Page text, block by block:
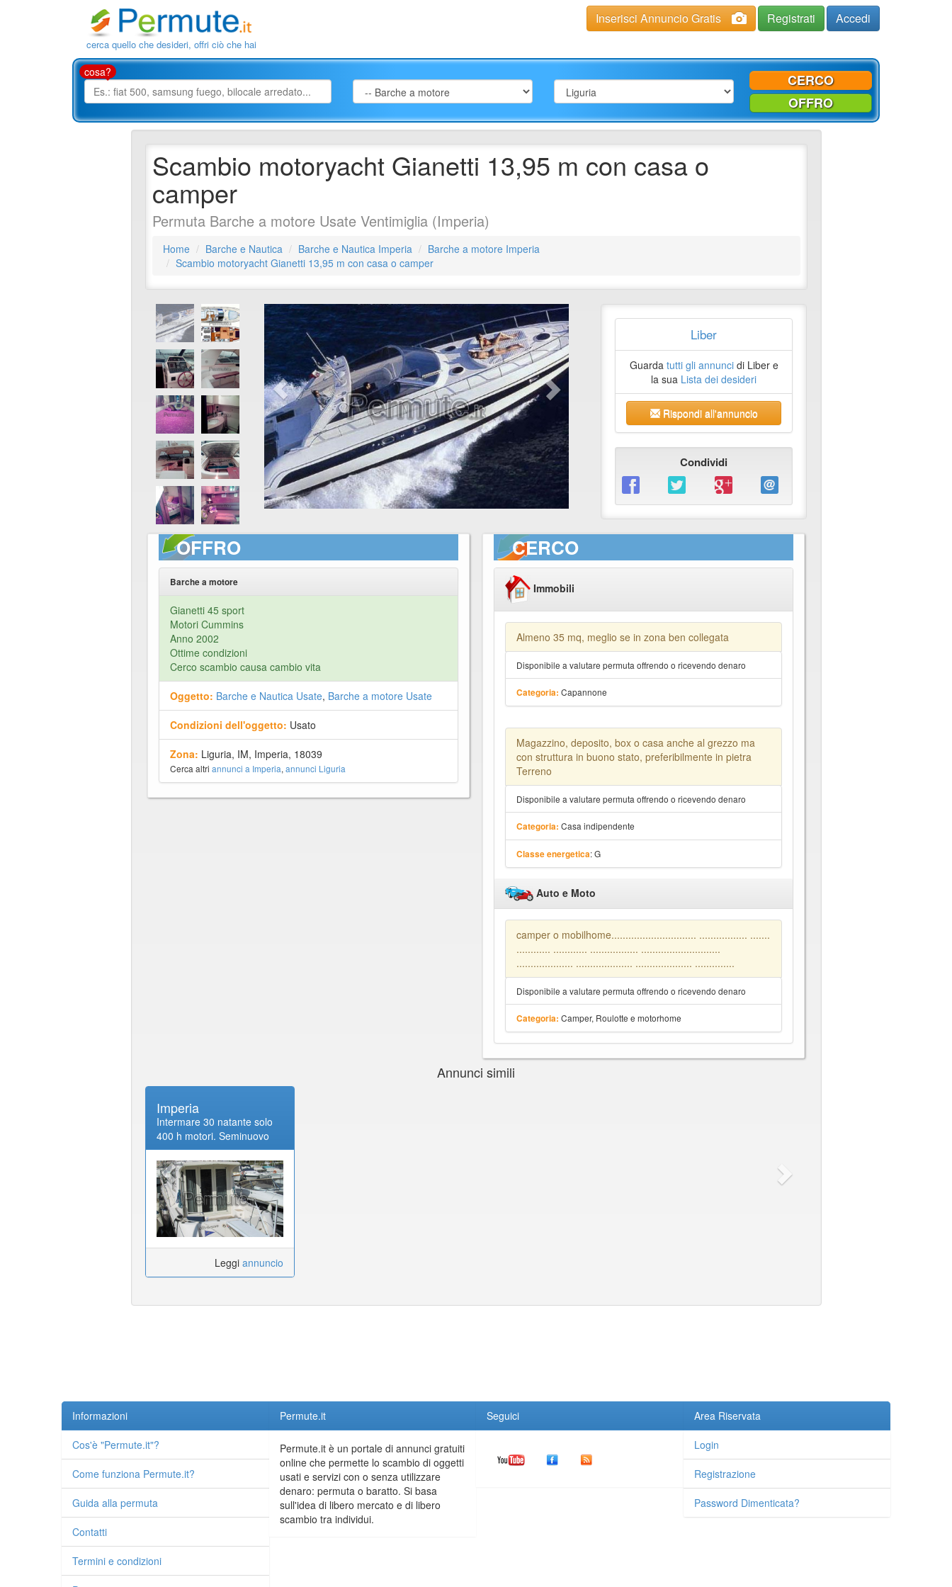
cerca quello che desideri, offri ciò che hai
Inserisci Annuncio Gratis Registrati Accedi
cosa?
CERCO
OFFRO
Scambio motoryacht Gianetti 13,95 m con casa o
camper
Permuta Barche a motore Usate Ventimiglia (Imperia)
Home Barche e Nautica Barche e Nautica Imperia
Barche a motore Imperia
Scambio motoryacht Gianetti 13,95 m con casa o camper
Liber
Guarda tutti gli annuncidi Liber e
la sua Lista dei desideri
Rispondi all'annuncio
Condividi
OFFRO
Barche a motore
Gianetti 45 sport
Motori Cummins
Anno 2002
Ottime condizioni
Cerco scambio causa cambio vita
Oggetto: Barche e Nautica Usate, Barche a motore Usate
Condizioni dell'oggetto: Usato
Zona: Liguria, IM, Imperia, 18039
Cerca altri annunci a Imperia, annunci Liguria
CERCO
Immobili
Almeno 35 mq, meglio se in zona ben collegata
Disponibile a valutare permuta offrendo o ricevendo denaro
Categoria: Capannone
Magazzino, deposito, box o casa anche al grezzo ma
con struttura in buono stato, preferibilmente in pietra
Terreno
Disponibile a valutare permuta offrendo o ricevendo denaro
Categoria: Casa indipendente
Classe energetica: G
Auto e Moto
camper o mobilhome.............................. ................. .......
............ ............ ................. ............................
.................... .................... .................... ..............
Disponibile a valutare permuta offrendo o ricevendo denaro
Categoria: Camper, Roulotte e motorhome
Annunci simili
Imperia
Intermare 30 natante solo
400 h motori. Seminuovo
Leggi annuncio
Informazioni
Cos'è "Permute.it"?
Come funziona Permute.it?
Guida alla permuta
Contatti
Termini e condizioni
Permute.it
Permute.it è un portale di annunci gratuiti
online che permette lo scambio di oggetti
usati e servizi con o senza utilizzare
denaro: permuta o baratto. Si basa
sull'idea di libero mercato e di libero
scambio tra individui.
Seguici Area Riservata
Login
Registrazione
Password Dimenticata?